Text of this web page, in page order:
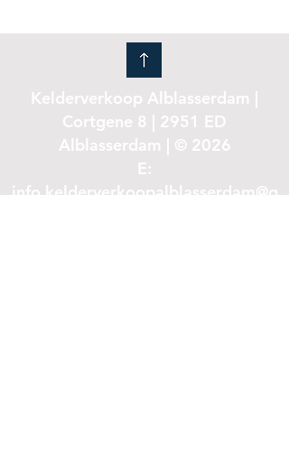
Kelderverkoop Alblasserdam |
Cortgene 8 | 2951 ED
Alblasserdam | © 2026
E:
info.kelderverkoopalblasserdam@g